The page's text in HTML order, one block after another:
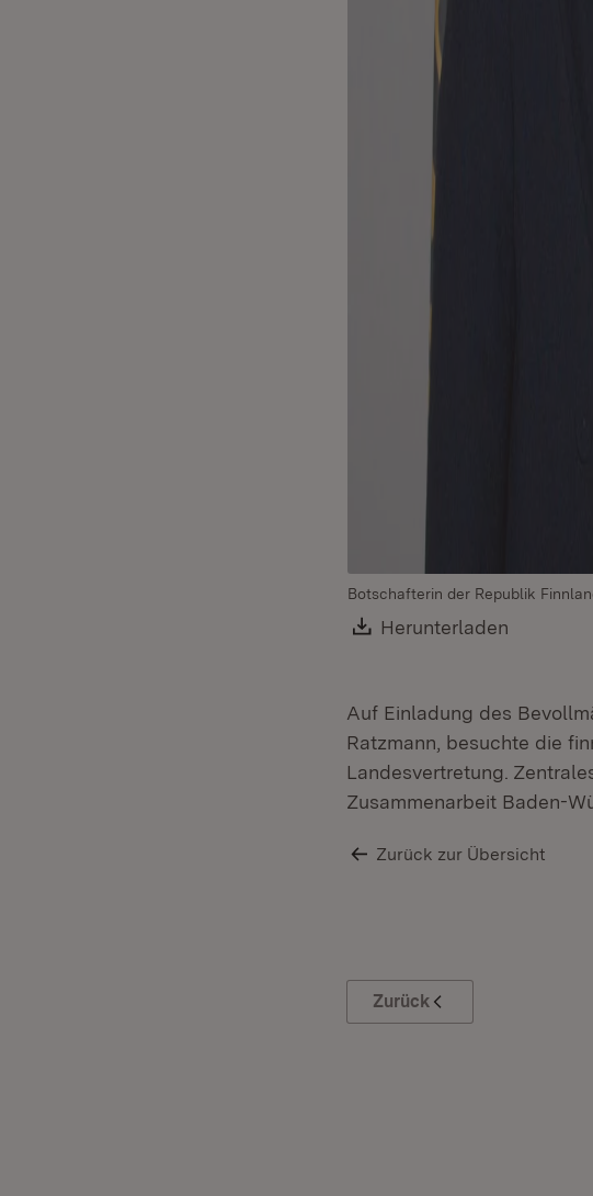
Botschafterin der Republik
Download:
Herunterladen
Auf Einladung des
Ratzmann, besuchte die
Landesvertretung.
Zusammenarbeit Baden-
Zurück zur Übersicht
Zurück